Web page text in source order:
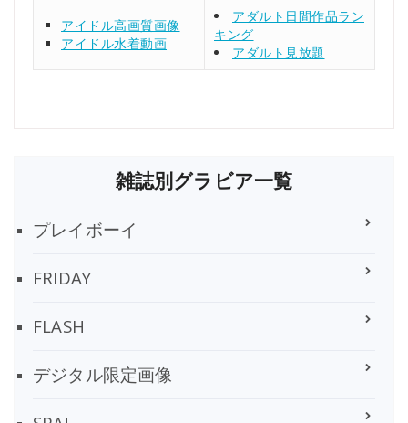
アイドル高画質画像
アイドル水着動画
アダルト日間作品ラン
キング
アダルト見放題
雑誌別グラビア一覧
プレイボーイ
FRIDAY
FLASH
デジタル限定画像